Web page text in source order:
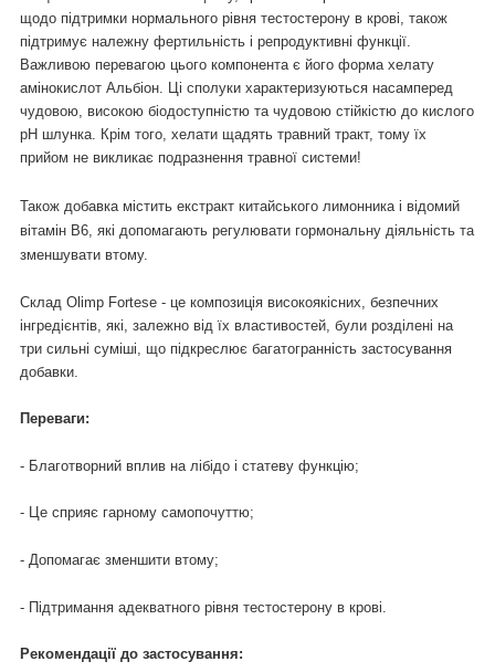
щодо підтримки нормального рівня тестостерону в крові, також
підтримує належну фертильність і репродуктивні функції.
Важливою перевагою цього компонента є його форма хелату
амінокислот Альбіон. Ці сполуки характеризуються насамперед
чудовою, високою біодоступністю та чудовою стійкістю до кислого
рН шлунка. Крім того, хелати щадять травний тракт, тому їх
прийом не викликає подразнення травної системи!
Також добавка містить екстракт китайського лимонника і відомий
вітамін B6, які допомагають регулювати гормональну діяльність та
зменшувати втому.
Склад Olimp Fortesе - це композиція високоякісних, безпечних
інгредієнтів, які, залежно від їх властивостей, були розділені на
три сильні суміші, що підкреслює багатогранність застосування
добавки.
Переваги:
- Благотворний вплив на лібідо і статеву функцію;
- Це сприяє гарному самопочуттю;
- Допомагає зменшити втому;
- Підтримання адекватного рівня тестостерону в крові.
Рекомендації до застосування: